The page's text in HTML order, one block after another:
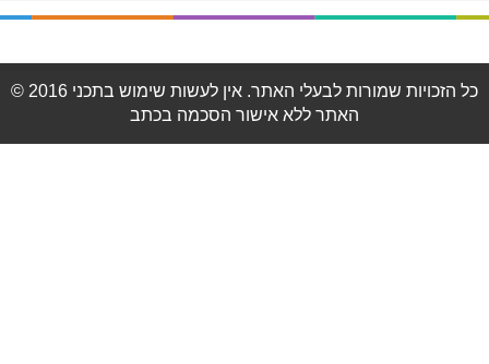
© 2016 כל הזכויות שמורות לבעלי האתר. אין לעשות שימוש בתכני
האתר ללא אישור הסכמה בכתב